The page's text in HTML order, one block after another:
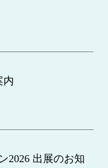
内
2026 出展のお知